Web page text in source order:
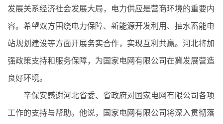
发展关系经济社会发展大局，电力供应是营商环境的重要内
容。希望双方围绕电力保障、新能源开发利用、抽水蓄能电
站规划建设等方面开展务实合作，实现互利共赢。河北将加
强政策支持和服务保障，为国家电网有限公司在冀发展营造
良好环境。
辛保安感谢河北省委、省政府对国家电网有限公司各项
工作的支持与帮助。他说，国家电网有限公司将深入贯彻落